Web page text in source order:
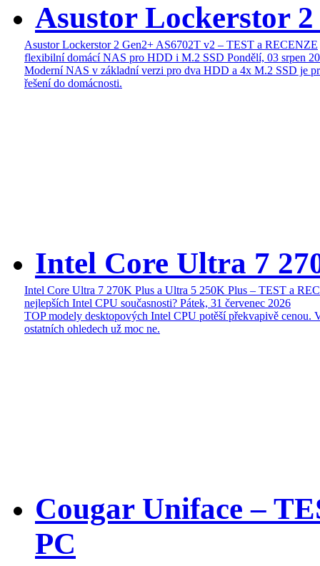
Asustor Lockerstor
Asustor Lockerstor 2 Gen2+ AS6702T v2 – TEST a RECENZE
flexibilní domácí NAS pro HDD i M.2 SSD Pondělí, 03 srpen
Moderní NAS v základní verzi pro dva HDD a 4x M.2 SSD je
řešení do domácnosti.
Intel Core Ultra 7
Intel Core Ultra 7 270K Plus a Ultra 5 250K Plus – TEST a
nejlepších Intel CPU současnosti? Pátek, 31 červenec 2026
TOP modely desktopových Intel CPU potěší překvapivě cenou.
ostatních ohledech už moc ne.
Cougar Uniface –
PC